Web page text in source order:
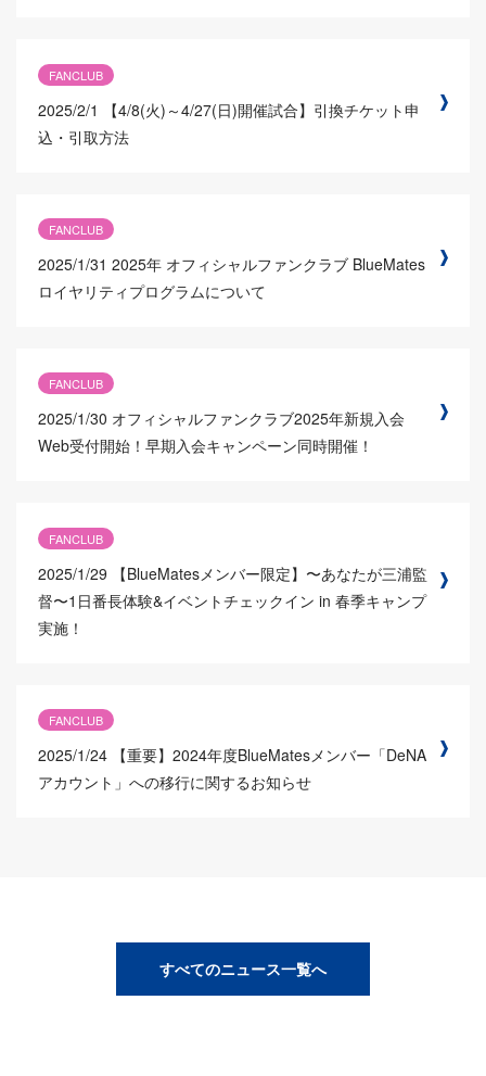
FANCLUB
2025/2/1
【4/8(火)～4/27(日)開催試合】引換チケット申
込・引取方法
FANCLUB
2025/1/31 2025年 オフィシャルファンクラブ BlueMates
ロイヤリティプログラムについて
FANCLUB
2025/1/30 オフィシャルファンクラブ2025年新規入会
Web受付開始！早期入会キャンペーン同時開催！
FANCLUB
2025/1/29
【BlueMatesメンバー限定】〜あなたが三浦監
督〜1日番長体験&イベントチェックイン in 春季キャンプ
実施！
FANCLUB
2025/1/24 【重要】2024年度BlueMatesメンバー「DeNA
アカウント」への移行に関するお知らせ
すべてのニュース一覧へ